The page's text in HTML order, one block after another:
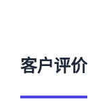
客户评价